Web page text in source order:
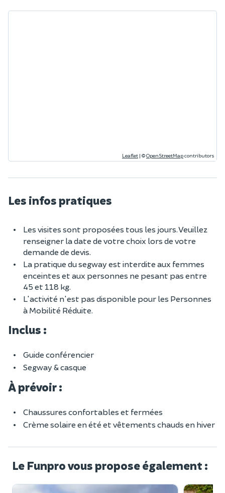
Leaflet | ©OpenStreetMapcontributors
Les infos pratiques
Les visites sont proposées tous les jours. Veuillez
renseigner la date de votre choix lors de votre
demande de devis.
La pratique du segway est interdite aux femmes
enceintes et aux personnes ne pesant pas entre
45 et 118 kg.
L'activité n'est pas disponible pour les Personnes
à Mobilité Réduite.
Inclus :
Guide conférencier
Segway & casque
À prévoir :
Chaussures confortables et fermées
Crème solaire en été et vêtements chauds en hiver
Le Funpro vous propose également :